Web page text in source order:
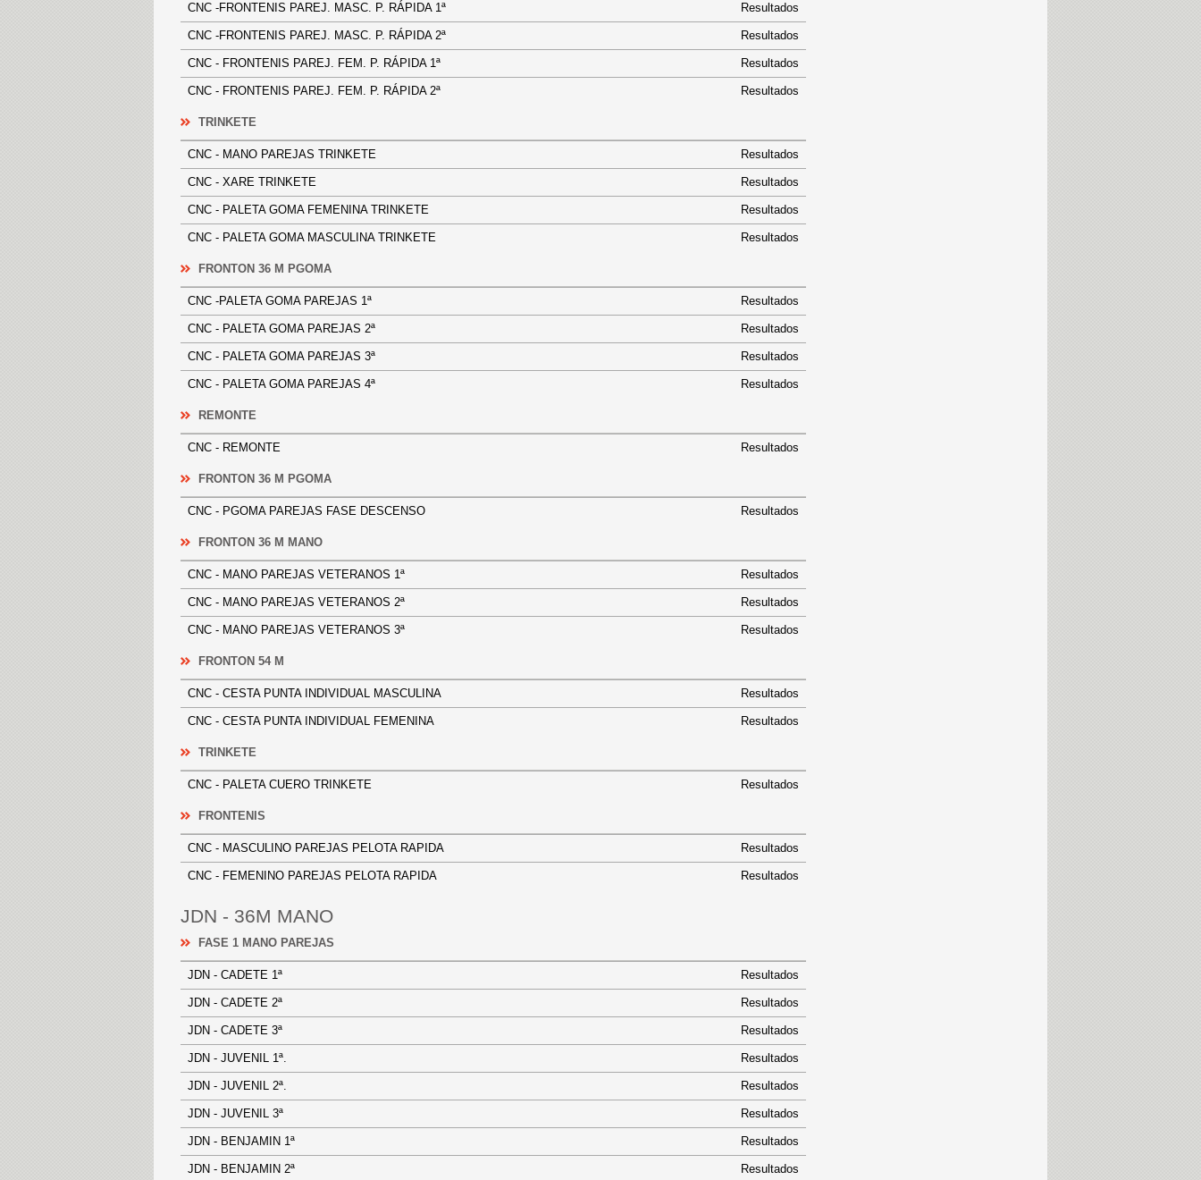
CNC -FRONTENIS PAREJ. MASC. P. RÁPIDA 1ª Resultados
CNC -FRONTENIS PAREJ. MASC. P. RÁPIDA 2ª Resultados
CNC - FRONTENIS PAREJ. FEM. P. RÁPIDA 1ª Resultados
CNC - FRONTENIS PAREJ. FEM. P. RÁPIDA 2ª Resultados
TRINKETE
CNC - MANO PAREJAS TRINKETE Resultados
CNC - XARE TRINKETE Resultados
CNC - PALETA GOMA FEMENINA TRINKETE Resultados
CNC - PALETA GOMA MASCULINA TRINKETE Resultados
FRONTON 36 M PGOMA
CNC -PALETA GOMA PAREJAS 1ª Resultados
CNC - PALETA GOMA PAREJAS 2ª Resultados
CNC - PALETA GOMA PAREJAS 3ª Resultados
CNC - PALETA GOMA PAREJAS 4ª Resultados
REMONTE
CNC - REMONTE Resultados
FRONTON 36 M PGOMA
CNC - PGOMA PAREJAS FASE DESCENSO Resultados
FRONTON 36 M MANO
CNC - MANO PAREJAS VETERANOS 1ª Resultados
CNC - MANO PAREJAS VETERANOS 2ª Resultados
CNC - MANO PAREJAS VETERANOS 3ª Resultados
FRONTON 54 M
CNC - CESTA PUNTA INDIVIDUAL MASCULINA Resultados
CNC - CESTA PUNTA INDIVIDUAL FEMENINA Resultados
TRINKETE
CNC - PALETA CUERO TRINKETE Resultados
FRONTENIS
CNC - MASCULINO PAREJAS PELOTA RAPIDA Resultados
CNC - FEMENINO PAREJAS PELOTA RAPIDA Resultados
JDN - 36M MANO
FASE 1 MANO PAREJAS
JDN - CADETE 1ª Resultados
JDN - CADETE 2ª Resultados
JDN - CADETE 3ª Resultados
JDN - JUVENIL 1ª. Resultados
JDN - JUVENIL 2ª. Resultados
JDN - JUVENIL 3ª Resultados
JDN - BENJAMIN 1ª Resultados
JDN - BENJAMIN 2ª Resultados